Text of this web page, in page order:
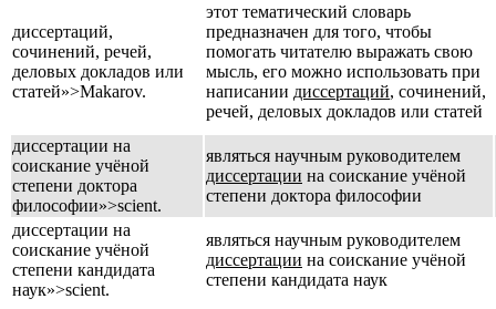
диссертаций,
сочинений, речей,
деловых докладов или
статей»>Makarov.
этот тематический словарь
предназначен для того, чтобы
помогать читателю выражать свою
мысль, его можно использовать при
написании диссертаций, сочинений,
речей, деловых докладов или статей
диссертации на
соискание учёной
степени доктора
философии»>scient.
являться научным руководителем
диссертации на соискание учёной
степени доктора философии
диссертации на
соискание учёной
степени кандидата
наук»>scient.
являться научным руководителем
диссертации на соискание учёной
степени кандидата наук